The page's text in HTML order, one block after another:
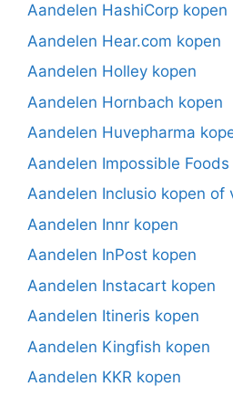
Aandelen HashiCorp kopen
Aandelen Hear.com kopen
Aandelen Holley kopen
Aandelen Hornbach kopen
Aandelen Huvepharma
Aandelen Impossible Foods
Aandelen Inclusio kopen of
Aandelen Innr kopen
Aandelen InPost kopen
Aandelen Instacart kopen
Aandelen Itineris kopen
Aandelen Kingfish kopen
Aandelen KKR kopen